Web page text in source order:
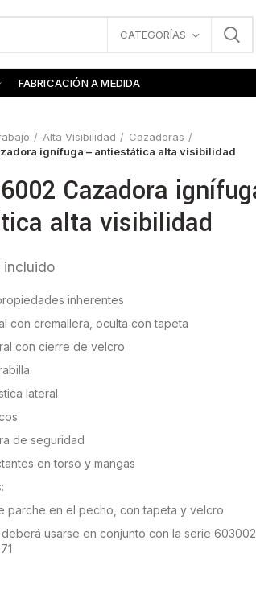
CATEGORÍAS
FABRICACIÓN A MEDIDA
Alta Visibilidad
Cazadoras
ignífuga – antiestática alta visibilidad
Cazadora
alta visibilidad
incluido
inherentes
con cremallera, oculta con tapeta
con cierre de velcro
lateral
de seguridad
en torso y mangas
parche en el pecho, con tapeta y velcro
deberá usarse en conjunto con la serie